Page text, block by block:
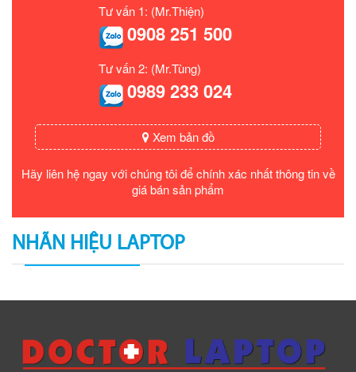
Tư vấn 1: (Mr.Thiện)
0908 251 500
Tư vấn 2: (Mr.Tùng)
0989 233 024
Xem bản đồ
Hãy liên hệ ngay với chúng tôi để chính xác nhất thông tin về
giá bán sản phẩm
NHÃN HIỆU LAPTOP